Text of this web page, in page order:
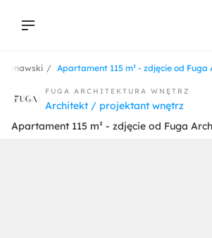
Apartament 115 m² - zdjęcie od
FUGA ARCHITEKTURA WNĘTRZ
Architekt / projektant wnętrz
Apartament 115 m² - zdjęcie od Fuga